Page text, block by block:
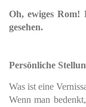
Oh, ewiges Rom!
gesehen.
Persönliche
Was ist eine
Wenn man